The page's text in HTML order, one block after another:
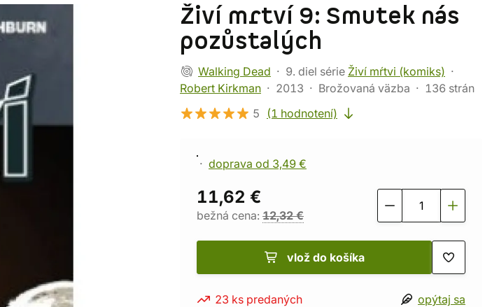
Živí mrtví 9: Smutek nás
pozůstalých
Walking Dead 9. diel série Živí mŕtvi (komiks)
Robert Kirkman
2013 Brožovaná väzba
136 strán
5
(1 hodnotení)
doprava od 3,49 €
11,62 €
bežná cena: 12,32 €
vlož do košíka
23 ks predaných opýtaj sa